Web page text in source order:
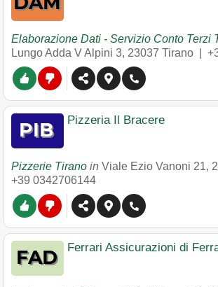
Elaborazione Dati - Servizio Conto Terzi
Lungo Adda V Alpini 3, 23037 Tirano
Pizzeria Il Bracere
Pizzerie Tirano in Viale Ezio Vanoni 21,
+39 0342706144
Ferrari Assicurazioni di